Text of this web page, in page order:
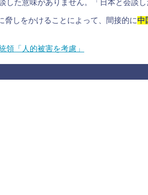
した意味がありません。「日本と会談
脅しをかけることによって、間接的に中
「人的被害を考慮」